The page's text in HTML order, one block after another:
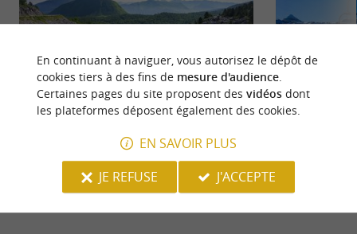
Vallée de Barétous
81 m - Arette
Familiale Sportive
En continuant à naviguer, vous autorisez le dépôt de
cookies tiers à des fins de mesure d'audience.
Certaines pages du site proposent des vidéosdont
les plateformes déposent également des cookies.
EN SAVOIR PLUS
JE REFUSE
J'ACCEPTE